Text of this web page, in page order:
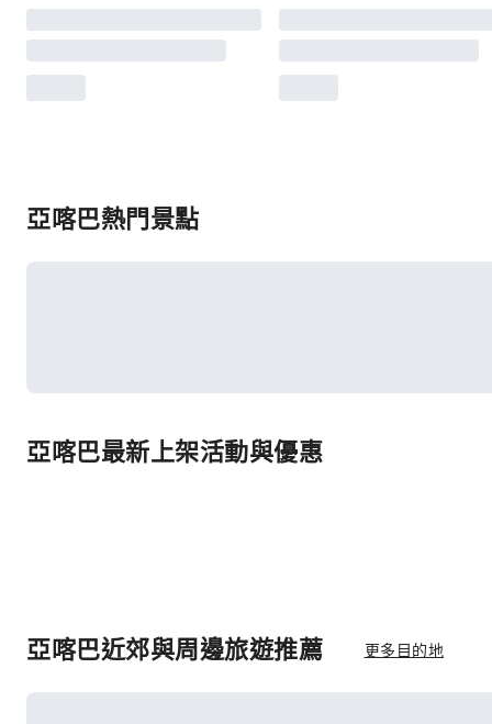
亞喀巴熱門景點
亞喀巴最新上架活動與優惠
亞喀巴近郊與周邊旅遊推薦 更多目的地